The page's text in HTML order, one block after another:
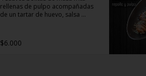
rellenas de pulpo acompañadas
de un tartar de huevo, salsa
$6.000